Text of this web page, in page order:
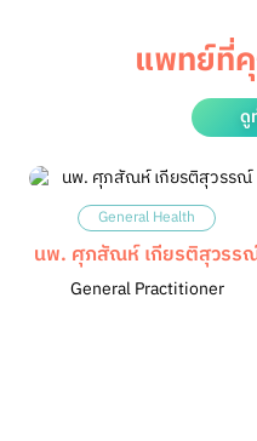
แพทย์ที่
ดู
General Health
นพ. ศุภสัณห์ เกียรติสุวรร
General Practitioner